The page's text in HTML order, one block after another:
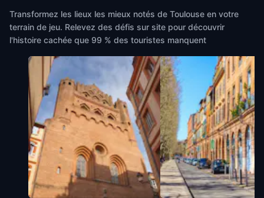
Transformez les lieux les mieux notés de Toulouse en votre
terrain de jeu. Relevez des défis sur site pour découvrir
l'histoire cachée que 99 % des touristes manquent